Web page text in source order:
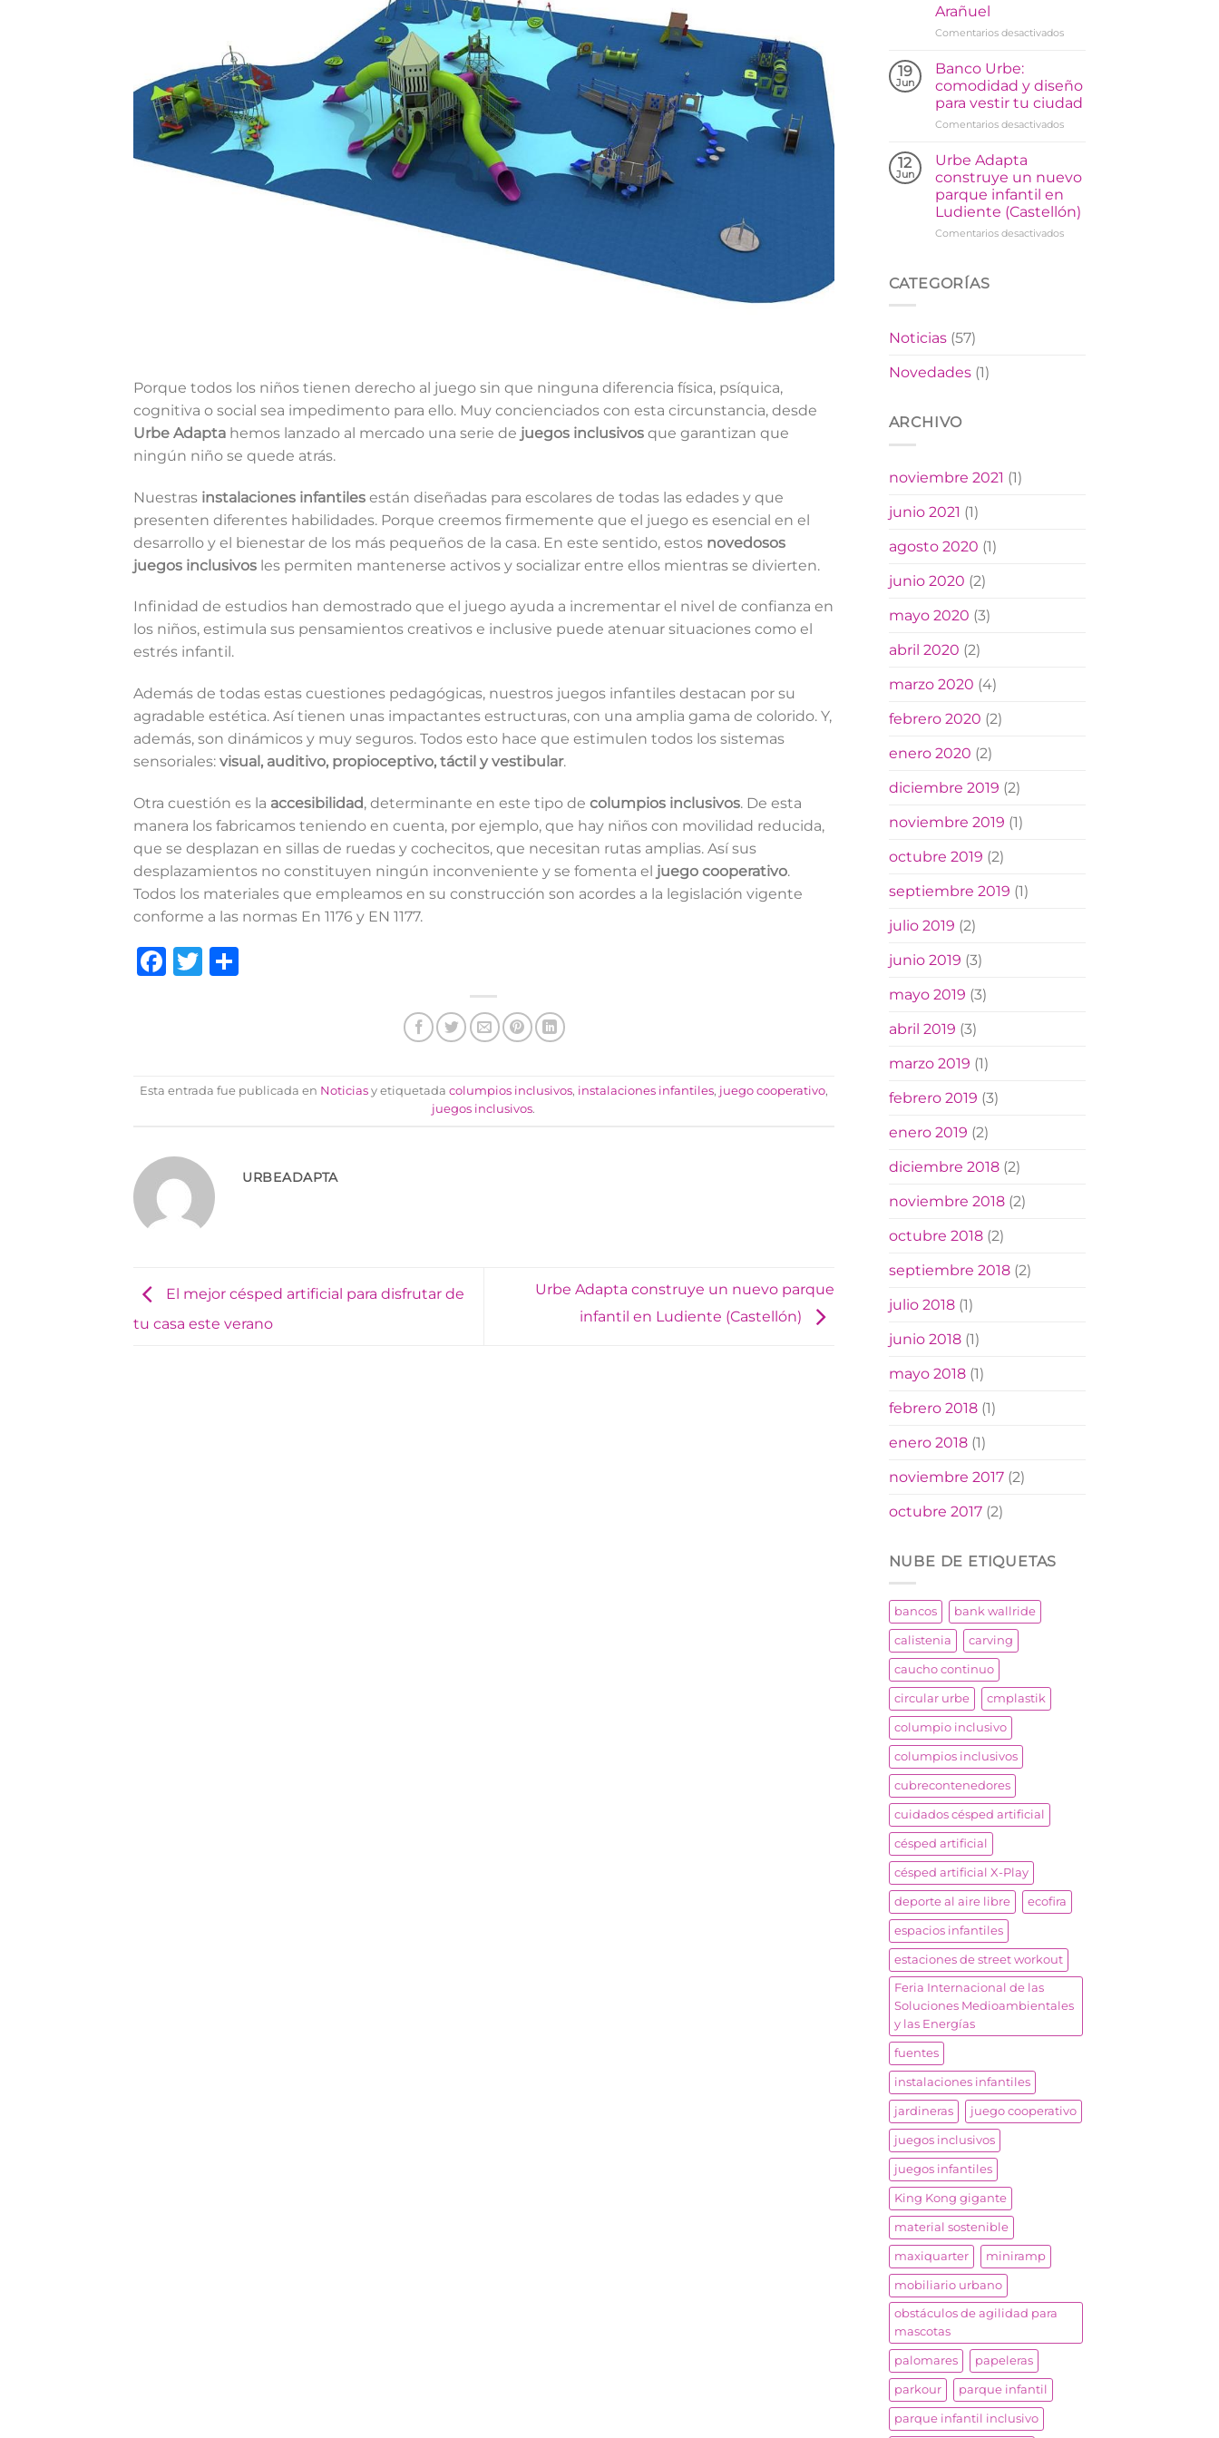
Porque todos los niños tienen derecho al juego sin que ninguna diferencia física, psíquica,
cognitiva o social sea impedimento para ello. Muy concienciados con esta circunstancia, desde
Urbe Adapta hemos lanzado al mercado una serie de juegos inclusivos que garantizan que
ningún niño se quede atrás.
Nuestras instalaciones infantiles están diseñadas para escolares de todas las edades y que
presenten diferentes habilidades. Porque creemos firmemente que el juego es esencial en el
desarrollo y el bienestar de los más pequeños de la casa. En este sentido, estos novedosos
juegos inclusivos les permiten mantenerse activos y socializar entre ellos mientras se divierten.
Infinidad de estudios han demostrado que el juego ayuda a incrementar el nivel de confianza en
los niños, estimula sus pensamientos creativos e inclusive puede atenuar situaciones como el
estrés infantil.
Además de todas estas cuestiones pedagógicas, nuestros juegos infantiles destacan por su
agradable estética. Así tienen unas impactantes estructuras, con una amplia gama de colorido. Y,
además, son dinámicos y muy seguros. Todos esto hace que estimulen todos los sistemas
sensoriales: visual, auditivo, propioceptivo, táctil y vestibular.
Otra cuestión es la accesibilidad, determinante en este tipo de columpios inclusivos. De esta
manera los fabricamos teniendo en cuenta, por ejemplo, que hay niños con movilidad reducida,
que se desplazan en sillas de ruedas y cochecitos, que necesitan rutas amplias. Así sus
desplazamientos no constituyen ningún inconveniente y se fomenta el juego cooperativo.
Todos los materiales que empleamos en su construcción son acordes a la legislación vigente
conforme a las normas En 1176 y EN 1177.
Facebook
Twitter
Esta entrada fue publicada en Noticiasy etiquetada columpios inclusivos, instalaciones infantiles, juego cooperativo,
juegos inclusivos.
URBEADAPTA
El mejor césped artificial para disfrutar de
tu casa este verano
Urbe Adapta construye un nuevo parque
infantil en Ludiente (Castellón)
Arañuel
Comentarios desactivadosen
instala
un
parque
biosaludable
19
Jun
Banco Urbe:
comodidad y diseño
para vestir tu ciudad
Comentarios desactivadosen
y
diseño
para
vestir
12
Jun
Urbe Adapta
construye un nuevo
parque infantil en
Ludiente (Castellón)
Comentarios desactivadosen
CATEGORÍAS
Noticias(57)
Novedades(1)
ARCHIVO
noviembre 2021 (1)
junio 2021 (1)
agosto 2020 (1)
junio 2020 (2)
mayo 2020 (3)
abril 2020 (2)
marzo 2020 (4)
febrero 2020 (2)
enero 2020 (2)
diciembre 2019 (2)
noviembre 2019 (1)
octubre 2019 (2)
septiembre 2019 (1)
julio 2019 (2)
junio 2019 (3)
mayo 2019 (3)
abril 2019 (3)
marzo 2019 (1)
febrero 2019 (3)
enero 2019 (2)
diciembre 2018(2)
noviembre 2018(2)
octubre 2018(2)
septiembre 2018(2)
julio 2018(1)
junio 2018(1)
mayo 2018(1)
febrero 2018(1)
enero 2018(1)
noviembre 2017(2)
octubre 2017(2)
NUBE DE ETIQUETAS
bancos bank wallride
calistenia carving
caucho continuo
circular urbe cmplastik
columpio inclusivo
columpios inclusivos
cubrecontenedores
cuidados césped artificial
césped artificial
césped artificial X-Play
deporte al aire libre ecofira
espacios infantiles
estaciones de street workout
Feria Internacional de las
Soluciones Medioambientales
y las Energías
fuentes
instalaciones infantiles
jardineras juego cooperativo
juegos inclusivos
juegos infantiles
King Kong gigante
material sostenible
maxiquarter miniramp
mobiliario urbano
obstáculos de agilidad para
mascotas
palomares papeleras
parkour parque infantil
parque infantil inclusivo